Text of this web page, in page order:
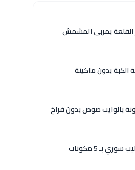
بمربى المشمش
بدون ماكينة
بالوايت صوص بدون فراخ
بـ 5 مكونات